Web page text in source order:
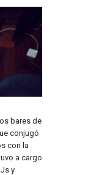
bares de
conjugó
con la
a cargo
y